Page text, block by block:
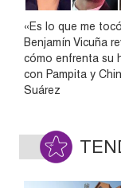
«Es lo que me
Benjamín Vicuña
cómo enfrenta su
con Pampita y
Suárez